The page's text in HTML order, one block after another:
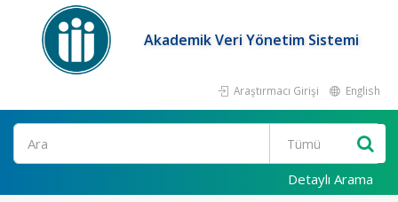
Akademik Veri Yönetim Sistemi
Araştırmacı Girişi English
Ara
Detaylı Arama